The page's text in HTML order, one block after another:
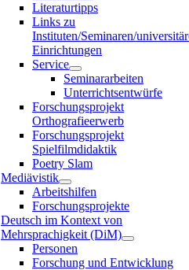
Literaturtipps
Links zu
Instituten/Seminaren/
Einrichtungen
Service
Seminararbeiten
Unterrichtsentwürfe
Forschungsprojekt
Orthografieerwerb
Forschungsprojekt
Spielfilmdidaktik
Poetry Slam
Mediävistik
Arbeitshilfen
Forschungsprojekte
Deutsch im Kontext von
Mehrsprachigkeit (DiM)
Personen
Forschung und Entwicklung